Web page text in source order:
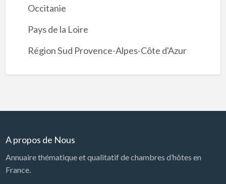
Occitanie
Pays de la Loire
Région Sud Provence-Alpes-Côte d'Azur
A propos de Nous
Annuaire thématique et qualitatif de chambres d’hôtes en
France.